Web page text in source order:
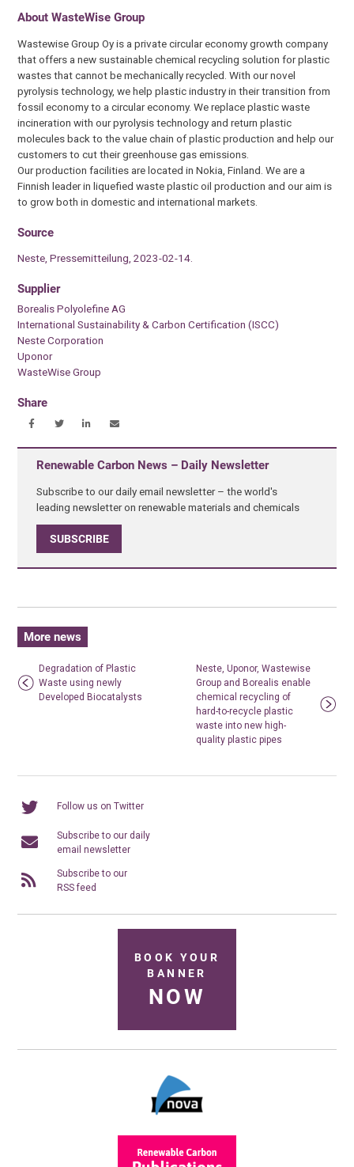
AboutWasteWise Group
Wastewise Group Oy is a private circular economy growth company
that offers a new sustainable chemical recycling solution for plastic
wastes that cannot be mechanically recycled. With our novel
pyrolysis technology, we help plastic industry in their transition from
fossil economy to a circular economy. We replace plastic waste
incineration with our pyrolysis technology and return plastic
molecules back to the value chain of plastic production and help our
customers to cut their greenhouse gas emissions.
Our production facilities are located in Nokia, Finland. We are a
Finnish leader in liquefied waste plastic oil production and our aim is
to grow both in domestic and international markets.
Source
Neste, Pressemitteilung, 2023-02-14.
Supplier
Borealis Polyolefine AG
International Sustainability & Carbon Certification (ISCC)
Neste Corporation
Uponor
WasteWise Group
Share
Renewable Carbon News – Daily Newsletter
Subscribe to our daily email newsletter – the world's
leading newsletter on renewable materials and chemicals
SUBSCRIBE
More news
Degradation of Plastic
Waste using newly
Developed Biocatalysts
Neste, Uponor, Wastewise
Group and Borealis enable
chemical recycling of
hard-to-recycle plastic
waste into new high-
quality plastic pipes
Follow us on Twitter
Subscribe to our daily
email newsletter
Subscribe to our
RSS feed
BOOK YOUR
BANNER
NOW